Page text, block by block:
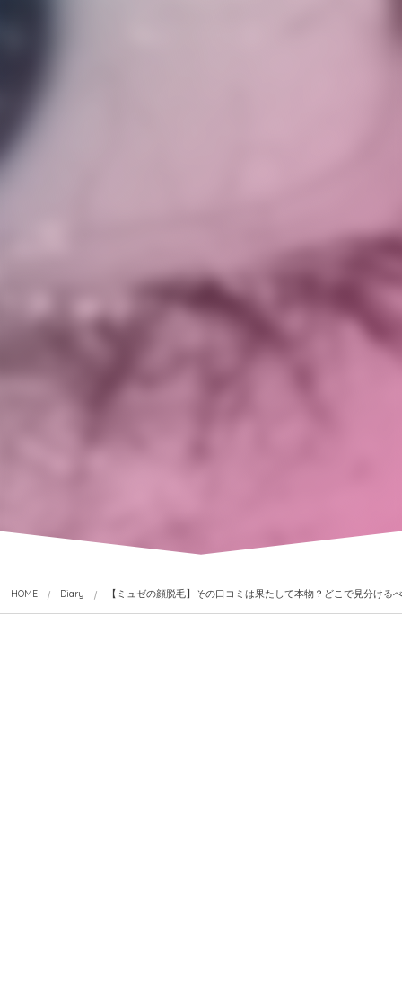
HOME Diary 【ミュゼの顔脱毛】その口コミは果たして本物？どこで見分ける